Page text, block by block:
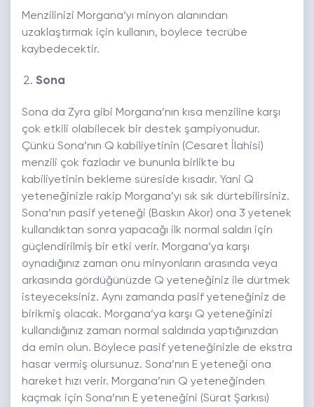
Menzilinizi Morgana’yı minyon alanından
uzaklaştırmak için kullanın, böylece tecrübe
kaybedecektir.
Sona
Sona da Zyra gibi Morgana’nın kısa menziline karşı
çok etkili olabilecek bir destek şampiyonudur.
Çünkü Sona’nın Q kabiliyetinin (Cesaret İlahisi)
menzili çok fazladır ve bununla birlikte bu
kabiliyetinin bekleme süreside kısadır. Yani Q
yeteneğinizle rakip Morgana’yı sık sık dürtebilirsiniz.
Sona’nın pasif yeteneği (Baskın Akor) ona 3 yetenek
kullandıktan sonra yapacağı ilk normal saldırı için
güçlendirilmiş bir etki verir. Morgana’ya karşı
oynadığınız zaman onu minyonların arasında veya
arkasında gördüğünüzde Q yeteneğiniz ile dürtmek
isteyeceksiniz. Aynı zamanda pasif yeteneğiniz de
birikmiş olacak. Morgana’ya karşı Q yeteneğinizi
kullandığınız zaman normal saldırıda yaptığınızdan
da emin olun. Böylece pasif yeteneğinizle de ekstra
hasar vermiş olursunuz. Sona’nın E yeteneği ona
hareket hızı verir. Morgana’nın Q yeteneğinden
kaçmak için Sona’nın E yeteneğini (Sürat Şarkısı)